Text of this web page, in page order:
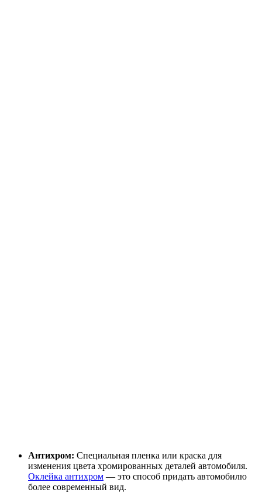
Антихром: Специальная пленка или краска для
изменения цвета хромированных деталей автомобиля.
Оклейка антихром — это способ придать автомобилю
более современный вид.